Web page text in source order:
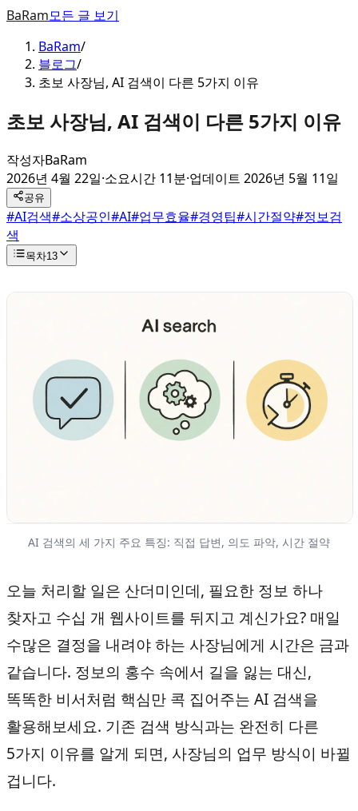
BaRam모든 글 보기
BaRam/
블로그/
초보 사장님, AI 검색이 다른 5가지 이유
초보 사장님, AI 검색이 다른 5가지 이유
작성자BaRam
2026년 4월 22일·소요시간 11분·업데이트 2026년 5월 11일
공유
#AI검색#소상공인#AI#업무효율#경영팁#시간절약#정보검
색
목차13
AI 검색의 세 가지 주요 특징: 직접 답변, 의도 파악, 시간 절약
오늘 처리할 일은 산더미인데, 필요한 정보 하나
찾자고 수십 개 웹사이트를 뒤지고 계신가요? 매일
수많은 결정을 내려야 하는 사장님에게 시간은 금과
같습니다. 정보의 홍수 속에서 길을 잃는 대신,
똑똑한 비서처럼 핵심만 콕 집어주는 AI 검색을
활용해보세요. 기존 검색 방식과는 완전히 다른
5가지 이유를 알게 되면, 사장님의 업무 방식이 바뀔
겁니다.